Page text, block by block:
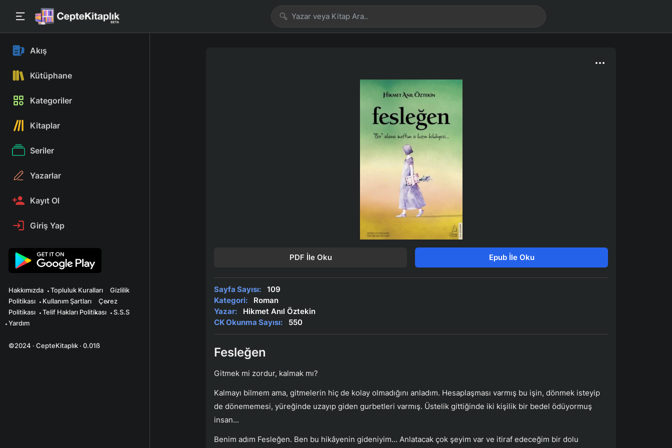
Akış
Kütüphane
Kategoriler
Kitaplar
Seriler
Yazarlar
Kayıt Ol
Giriş Yap
Hakkımızda Topluluk Kuralları
Gizlilik
Politikası
Kullanım Şartları
Çerez
Politikası
Telif Hakları Politikası
S.S.S
Yardım
©2024 · CepteKitaplık · 0.01ß
PDF İle Oku Epub İle Oku
Sayfa Sayısı:
109
Kategori:
Roman
Yazar:
Hikmet Anıl Öztekin
CK Okunma Sayısı:
550
Fesleğen
Gitmek mi zordur, kalmak mı?
Kalmayı bilmem ama, gitmelerin hiç de kolay olmadığını anladım. Hesaplaşması varmış bu işin, dönmek isteyip
de dönememesi, yüreğinde uzayıp giden gurbetleri varmış. Üstelik gittiğinde iki kişilik bir bedel ödüyormuş
insan...
Benim adım Fesleğen. Ben bu hikâyenin gideniyim... Anlatacak çok şeyim var ve itiraf edeceğim bir dolu